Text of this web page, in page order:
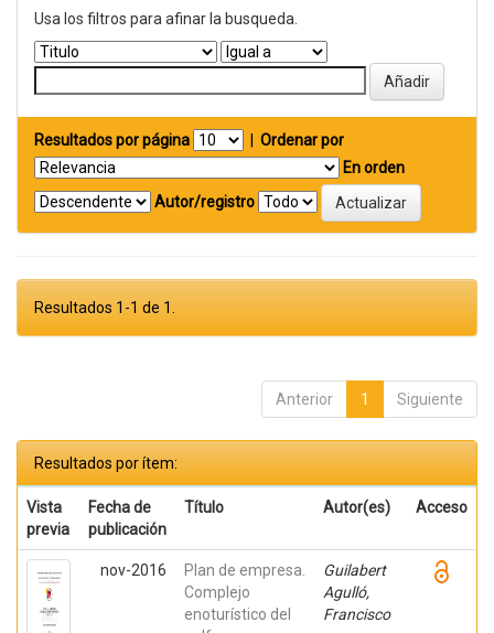
Usa los filtros para afinar la busqueda.
Resultados por página
Ordenar por
En orden
Autor/registro
Resultados 1-1 de 1.
Anterior 1 Siguiente
Resultados por ítem:
Vista
previa
Fecha de
publicación
Título Autor(es) Acceso
nov-2016
Plan de empresa.
Complejo
enoturístico del
Guilabert
Agulló,
Francisco